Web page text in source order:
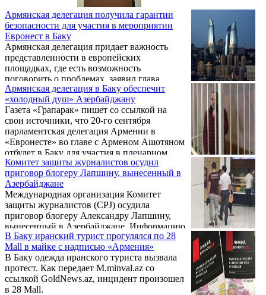
Армянская делегация получила гарантии
безопасности для участия в мероприятии
Евронест в Баку
Армянская делегация придает важность
представленности в европейских
площадках, где есть возможность
поговорить о проблемах, заявил глава
комиссии парламента Армении по внешним
отношениям Армен Ашотян.
Армянская делегация в Баку обеспечит
«холодный душ» Азербайджану
Газета «Грапарак» пишет со ссылкой на
свои источники, что 20-го сентября
парламентская делегация Армении в
«Евронесте» во главе с Арменом Ашотяном
отбудет в Баку для участия в пленарном
заседании.
Комитет защиты журналистов осудил
приговор блогеру Лапшину, вынесенный в
Азербайджане
Международная организация Комитет
защиты журналистов (CPJ) осудила
приговор блогеру Александру Лапшину,
вынесенный в Азербайджане. Информацию
передает РИА Новости.
В Баку иранский турист прогулялся по 28
Mall в майке с надписью «Армения»
В Баку одежда иранского туриста вызвала
протест. Как передает M.minval.az со
ссылкой GoldNews.az, инцидент произошел
в 28 Mall.